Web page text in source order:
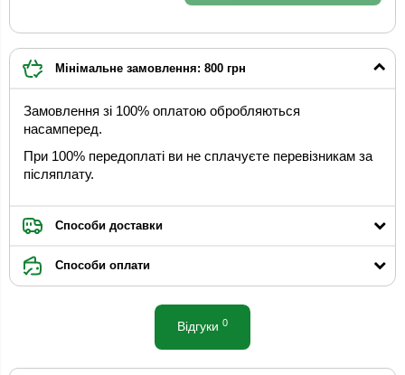
Мінімальне замовлення: 800 грн
Замовлення зі 100% оплатою обробляються
насамперед.
При 100% передоплаті ви не сплачуєте перевізникам за
післяплату.
Способи доставки
Способи оплати
Відгуки 0